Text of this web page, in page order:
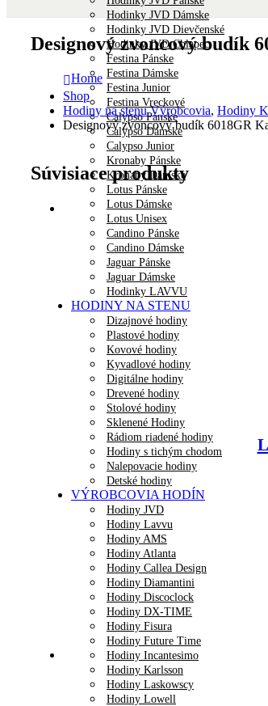
Hodinky JVD Dámske
Hodinky JVD Dievčenské
Hodinky JVD Chlapec
Festina Pánske
Festina Dámske
Festina Junior
Festina Vreckové
Calypso Pánske
Calypso Dámske
Calypso Junior
Kronaby Pánske
Kronaby Dámske
Lotus Pánske
Lotus Dámske
Lotus Unisex
Candino Pánske
Candino Dámske
Jaguar Pánske
Jaguar Dámske
Hodinky LAVVU
HODINY NA STENU
Dizajnové hodiny
Plastové hodiny
Kovové hodiny
Kyvadlové hodiny
Digitálne hodiny
Drevené hodiny
Stolové hodiny
Sklenené Hodiny
Rádiom riadené hodiny
Hodiny s tichým chodom
Nalepovacie hodiny
Detské hodiny
VÝROBCOVIA HODÍN
Hodiny JVD
Hodiny Lavvu
Hodiny AMS
Hodiny Atlanta
Hodiny Callea Design
Hodiny Diamantini
Hodiny Discoclock
Hodiny DX-TIME
Hodiny Fisura
Hodiny Future Time
Hodiny Incantesimo
Hodiny Karlsson
Hodiny Laskowscy
Hodiny Lowell
Designový zvoncový budík
Home
Shop
Hodiny na stenu Výrobcovia, Hodiny
Designový zvoncový budík 6018GR
Súvisiace produkty